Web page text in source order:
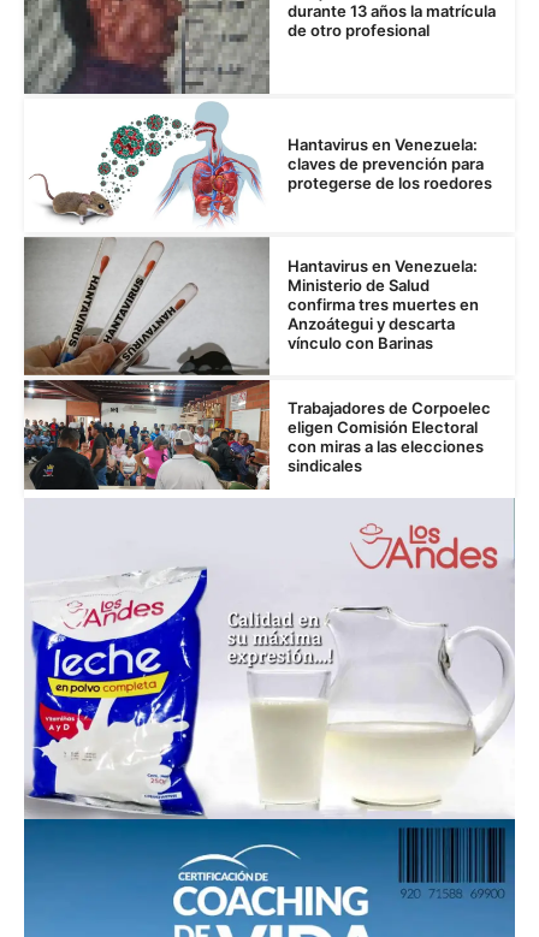
durante 13 años la matrícula
de otro profesional
Hantavirus en Venezuela:
claves de prevención para
protegerse de los roedores
Hantavirus en Venezuela:
Ministerio de Salud
confirma tres muertes en
Anzoátegui y descarta
vínculo con Barinas
Trabajadores de Corpoelec
eligen Comisión Electoral
con miras a las elecciones
sindicales